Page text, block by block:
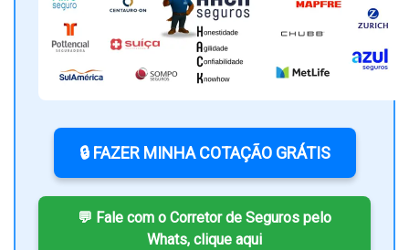
🔒 FAZER MINHA COTAÇÃO GRÁTIS
💬 Fale com o Corretor de Seguros pelo
Whats, clique aqui